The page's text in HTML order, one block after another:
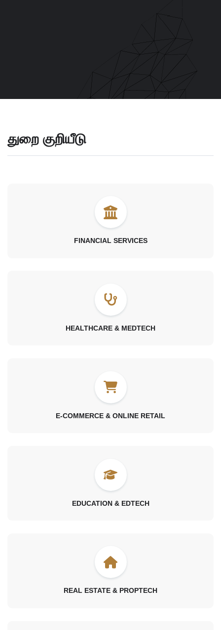
துறை குறியீடு
FINANCIAL SERVICES
HEALTHCARE & MEDTECH
E-COMMERCE & ONLINE RETAIL
EDUCATION & EDTECH
REAL ESTATE & PROPTECH